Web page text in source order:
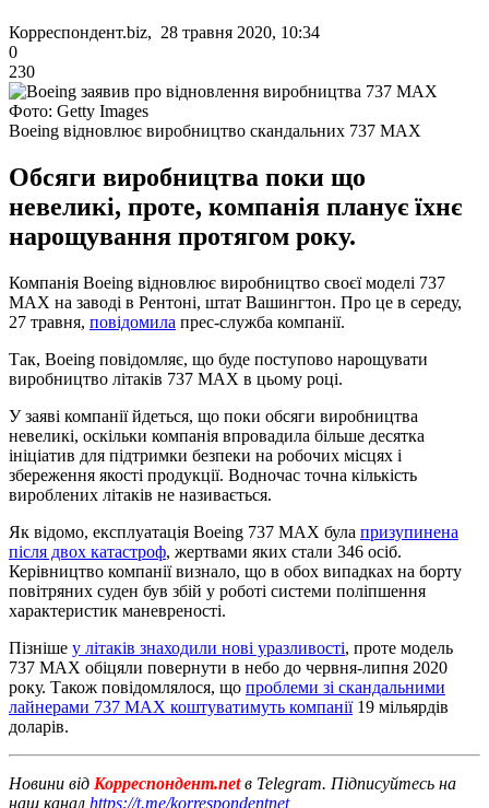
Корреспондент.biz, 28 травня 2020, 10:34
0
230
Фото: Getty Images
Boeing відновлює виробництво скандальних 737 MAX
Обсяги виробництва поки що
невеликі, проте, компанія планує їхнє
нарощування протягом року.
Компанія Boeing відновлює виробництво своєї моделі 737
MAX на заводі в Рентоні, штат Вашингтон. Про це в середу,
27 травня, повідомила прес-служба компанії.
Так, Boeing повідомляє, що буде поступово нарощувати
виробництво літаків 737 MAX в цьому році.
У заяві компанії йдеться, що поки обсяги виробництва
невеликі, оскільки компанія впровадила більше десятка
ініціатив для підтримки безпеки на робочих місцях і
збереження якості продукції. Водночас точна кількість
вироблених літаків не називається.
Як відомо, експлуатація Boeing 737 MAX була призупинена
після двох катастроф, жертвами яких стали 346 осіб.
Керівництво компанії визнало, що в обох випадках на борту
повітряних суден був збій у роботі системи поліпшення
характеристик маневреності.
Пізніше у літаків знаходили нові уразливості, проте модель
737 MAX обіцяли повернути в небо до червня-липня 2020
року. Також повідомлялося, що проблеми зі скандальними
лайнерами 737 MAX коштуватимуть компанії19 мільярдів
доларів.
Новини від Корреспондент.netв Telegram. Підписуйтесь на
наш канал https://t.me/korrespondentnet